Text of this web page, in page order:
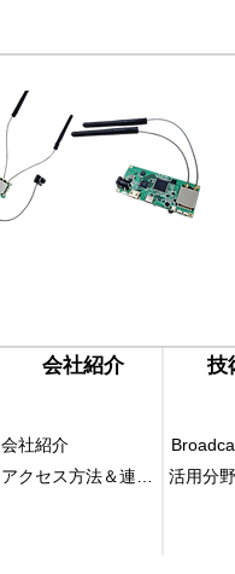
​会社紹介 技
会社紹介
活用分野